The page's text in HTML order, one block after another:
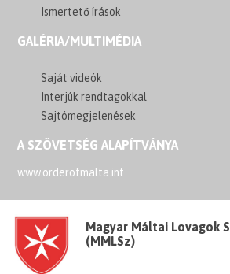
Ismertető írások
GALÉRIA/MULTIMÉDIA
Saját videók
Interjúk rendtagokkal
Sajtómegjelenések
A SZÖVETSÉG ALAPÍTVÁNYA
www.orderofmalta.int
Magyar Máltai Lovagok
(MMLSz)